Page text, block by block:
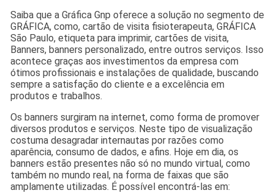
Saiba que a Gráfica Gnp oferece a solução no segmento de
GRÁFICA, como, cartão de visita fisioterapeuta, GRÁFICA
São Paulo, etiqueta para imprimir, cartões de visita,
Banners, banners personalizado, entre outros serviços. Isso
acontece graças aos investimentos da empresa com
ótimos profissionais e instalações de qualidade, buscando
sempre a satisfação do cliente e a excelência em
produtos e trabalhos.
Os banners surgiram na internet, como forma de promover
diversos produtos e serviços. Neste tipo de visualização
costuma desagradar internautas por razões como
aparência, consumo de dados, e afins. Hoje em dia, os
banners estão presentes não só no mundo virtual, como
também no mundo real, na forma de faixas que são
amplamente utilizadas. É possível encontrá-las em: